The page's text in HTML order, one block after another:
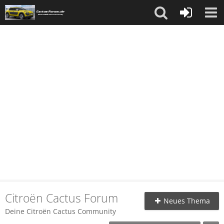
Citroën Cactus Forum
Deine Citroën Cactus Community
Neues Thema